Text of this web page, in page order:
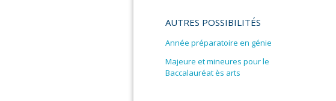
AUTRES POSSIBILITÉS
Année préparatoire en génie
Majeure et mineures pour le
Baccalauréat ès arts